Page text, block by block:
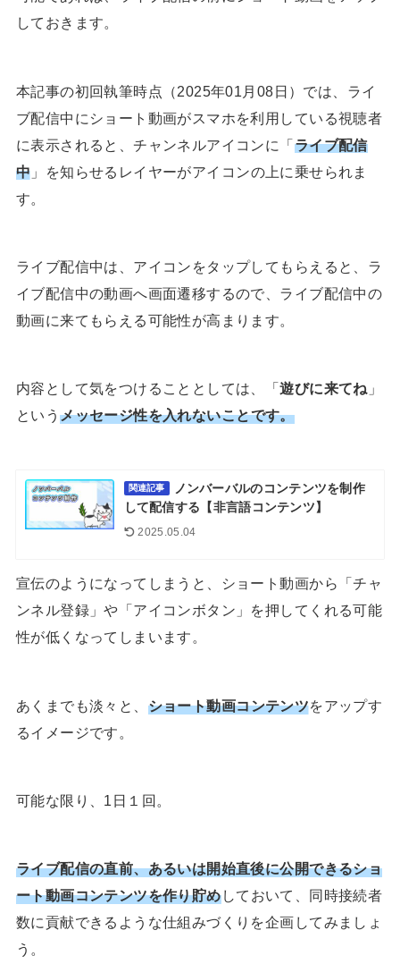
しておきます。
本記事の初回執筆時点（2025年01月08日）では、ライ
ブ配信中にショート動画がスマホを利用している視聴者
に表示されると、チャンネルアイコンに「ライブ配信
中 」を知らせるレイヤーがアイコンの上に乗せられま
す。
ライブ配信中は、アイコンをタップしてもらえると、ラ
イブ配信中の動画へ画面遷移するので、ライブ配信中の
動画に来てもらえる可能性が高まります。
内容として気をつけることとしては、「遊びに来てね 」
というメッセージ性を入れないことです。
関連記事
ノンバーバルのコンテンツを制作
して配信する【非言語コンテンツ】
2025.05.04
宣伝のようになってしまうと、ショート動画から「チャ
ンネル登録」や「アイコンボタン」を押してくれる可能
性が低くなってしまいます。
あくまでも淡々と、 ショート動画コンテンツをアップす
るイメージです。
可能な限り、1日１回。
ライブ配信の直前、あるいは開始直後に公開できるショ
ート動画コンテンツを作り貯めしておいて、同時接続者
数に貢献できるような仕組みづくりを企画してみましょ
う。